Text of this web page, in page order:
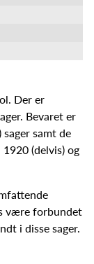
Der er
Bevaret er
samt de
(delvis) og
være forbundet
i disse sager.